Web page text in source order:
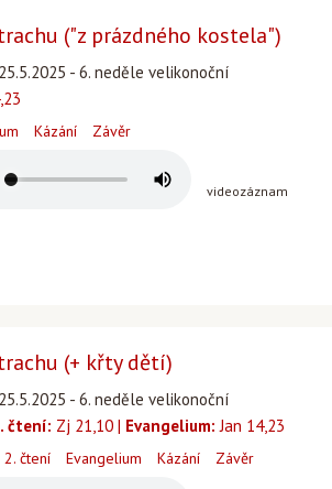
("z prázdného kostela")
- 6. neděle velikonoční
Kázání Závěr
videozáznam
(+ křty dětí)
- 6. neděle velikonoční
čtení: Zj 21,10 | Evangelium: Jan 14,23
2. čtení Evangelium Kázání Závěr